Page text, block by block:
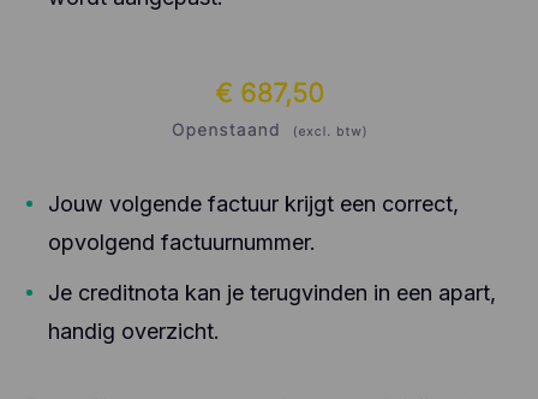
Jouw volgende factuur krijgt een correct,
opvolgend factuurnummer.
Je creditnota kan je terugvinden in een apart,
handig overzicht.